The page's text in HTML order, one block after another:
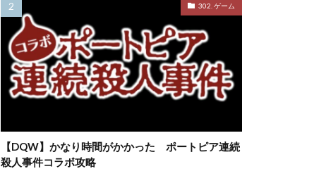
302. ゲーム
【DQW】かなり時間がかかった ポートピア連続
殺人事件コラボ攻略